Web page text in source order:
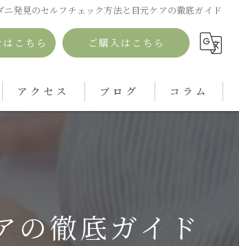
ニ発見のセルフチェック方法と目元ケアの徹底ガイド
こちら ご購入はこちら
アクセス ブログ コラム
の徹底ガイド